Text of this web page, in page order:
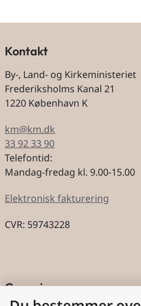
Kontakt
By-, Land- og Kirkeministeriet
Frederiksholms Kanal 21
1220 København K
km@km.dk
33 92 33 90
Telefontid:
Mandag-fredag kl. 9.00-15.00
Elektronisk fakturering
CVR: 59743228
Genveje